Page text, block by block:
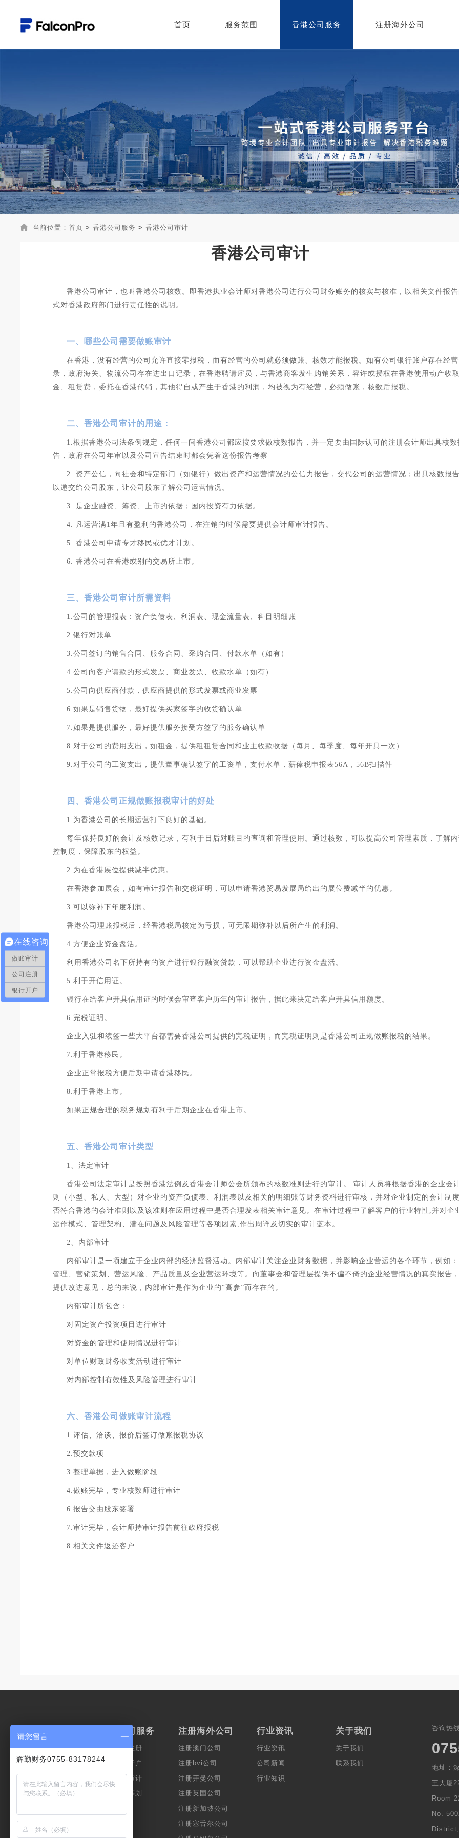
首页 服务范围 香港公司服务 注册海外公司
当前位置： 首页 > 香港公司服务 > 香港公司审计
香港公司审计
香港公司审计，也叫香港公司核数。即香港执业会计师对香港公司进行公司财务账务的核实与核准，以相关文件报
式对香港政府部门进行责任性的说明。
一、哪些公司需要做账审计
在香港，没有经营的公司允许直接零报税，而有经营的公司就必须做账、核数才能报税。如有公司银行账户存在经
录，政府海关、物流公司存在进出口记录，在香港聘请雇员，与香港商客发生购销关系，容许或授权在香港使用动产收
金、租赁费，委托在香港代销，其他得自或产生于香港的利润，均被视为有经营，必须做账，核数后报税。
二、香港公司审计的用途：
1.根据香港公司法条例规定，任何一间香港公司都应按要求做核数报告，并一定要由国际认可的注册会计师出具核数
告，政府在公司年审以及公司宣告结束时都会凭着这份报告考察
2. 资产公信，向社会和特定部门（如银行）做出资产和运营情况的公信力报告，交代公司的运营情况；出具核数报
以递交给公司股东，让公司股东了解公司运营情况。
3. 是企业融资、筹资、上市的依据；国内投资有力依据。
4. 凡运营满1年且有盈利的香港公司，在注销的时候需要提供会计师审计报告。
5. 香港公司申请专才移民或优才计划。
6. 香港公司在香港或别的交易所上市。
三、香港公司审计所需资料
1.公司的管理报表：资产负债表、利润表、现金流量表、科目明细账
2.银行对账单
3.公司签订的销售合同、服务合同、采购合同、付款水单（如有）
4.公司向客户请款的形式发票、商业发票、收款水单（如有）
5.公司向供应商付款，供应商提供的形式发票或商业发票
6.如果是销售货物，最好提供买家签字的收货确认单
7.如果是提供服务，最好提供服务接受方签字的服务确认单
8.对于公司的费用支出，如租金，提供租租赁合同和业主收款收据（每月、每季度、每年开具一次）
9.对于公司的工资支出，提供董事确认签字的工资单，支付水单，薪俸税申报表56A，56B扫描件
四、香港公司正规做账报税审计的好处
1.为香港公司的长期运营打下良好的基础。
每年保持良好的会计及核数记录，有利于日后对账目的查询和管理使用。通过核数，可以提高公司管理素质，了解
控制度，保障股东的权益。
2.为在香港展位提供减半优惠。
在香港参加展会，如有审计报告和交税证明，可以申请香港贸易发展局给出的展位费减半的优惠。
3.可以弥补下年度利润。
香港公司理账报税后，经香港税局核定为亏损，可无限期弥补以后所产生的利润。
4.方便企业资金盘活。
利用香港公司名下所持有的资产进行银行融资贷款，可以帮助企业进行资金盘活。
5.利于开信用证。
银行在给客户开具信用证的时候会审查客户历年的审计报告，据此来决定给客户开具信用额度。
6.完税证明。
企业入驻和续签一些大平台都需要香港公司提供的完税证明，而完税证明则是香港公司正规做账报税的结果。
7.利于香港移民。
企业正常报税方便后期申请香港移民。
8.利于香港上市。
如果正规合理的税务规划有利于后期企业在香港上市。
五、香港公司审计类型
1、法定审计
香港公司法定审计是按照香港法例及香港会计师公会所颁布的核数准则进行的审计。 审计人员将根据香港的企业会
则（小型、私人、大型）对企业的资产负债表、利润表以及相关的明细账等财务资料进行审核，并对企业制定的会计制
否符合香港的会计准则以及该准则在应用过程中是否合理发表相关审计意见。在审计过程中了解客户的行业特性,并对企
运作模式、管理架构、潜在问题及风险管理等各项因素,作出周详及切实的审计蓝本。
2、内部审计
内部审计是一项建立于企业内部的经济监督活动。内部审计关注企业财务数据，并影响企业营运的各个环节，例如
管理、营销策划、营运风险、产品质量及企业营运环境等。向董事会和管理层提供不偏不倚的企业经营情况的真实报告
提供改进意见，总的来说，内部审计是作为企业的“高参”而存在的。
内部审计所包含：
对固定资产投资项目进行审计
对资金的管理和使用情况进行审计
对单位财政财务收支活动进行审计
对内部控制有效性及风险管理进行审计
六、香港公司做账审计流程
1.评估、洽谈、报价后签订做账报税协议
2.预交款项
3.整理单据，进入做账阶段
4.做账完毕，专业核数师进行审计
6.报告交由股东签署
7.审计完毕，会计师持审计报告前往政府报税
8.相关文件返还客户
服务范围
上市服务
会计服务
财富管理
香港公司服务
香港公司注册
香港公司开户
香港公司审计
企业税务筹划
注册海外公司
注册澳门公司
注册bvi公司
注册开曼公司
注册英国公司
注册新加坡公司
注册塞舌尔公司
行业资讯
行业资讯
公司新闻
行业知识
关于我们
关于我们
联系我们
咨询热
地址：
王大厦
Room
No.
在线咨询
做账审计
公司注册
银行开户
请您留言
辉勤财务0755-83178244